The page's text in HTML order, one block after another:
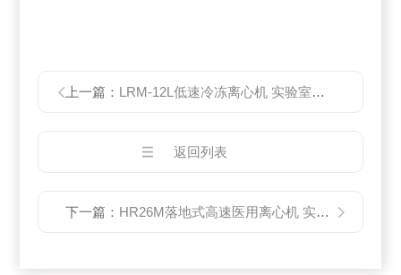
上一篇： LRM-12L低速冷冻离心机 实验室离心机
返回列表
下一篇： HR26M落地式高速医用离心机 实验室离心机